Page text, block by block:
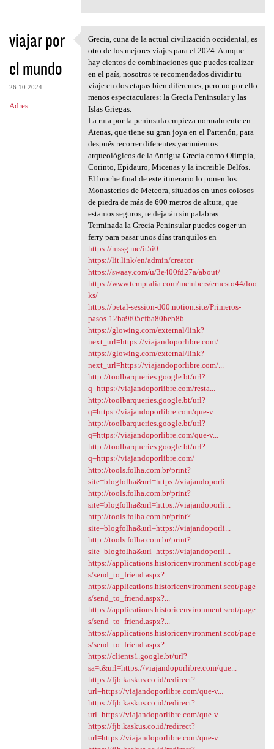
viajar por
el mundo
26.10.2024
Adres
Grecia, cuna de la actual
Grecia, cuna de la actual civilización occidental, es
otro de los mejores viajes para el 2024. Aunque
hay cientos de combinaciones que puedes realizar
en el país, nosotros te recomendados dividir tu
viaje en dos etapas bien diferentes, pero no por ello
menos espectaculares: la Grecia Peninsular y las
Islas Griegas.
La ruta por la península empieza normalmente en
Atenas, que tiene su gran joya en el Partenón, para
después recorrer diferentes yacimientos
arqueológicos de la Antigua Grecia como Olimpia,
Corinto, Epidauro, Micenas y la increible Delfos.
El broche final de este itinerario lo ponen los
Monasterios de Meteora, situados en unos colosos
de piedra de más de 600 metros de altura, que
estamos seguros, te dejarán sin palabras.
Terminada la Grecia Peninsular puedes coger un
ferry para pasar unos días tranquilos en
https://mssg.me/it5i0
https://lit.link/en/admin/creator
https://swaay.com/u/3e400fd27a/about/
https://www.temptalia.com/members/ernesto44/loo
ks/
https://petal-session-d00.notion.site/Primeros-
pasos-12ba9f05cf6a80beb86...
https://glowing.com/external/link?
next_url=https://viajandoporlibre.com/...
https://glowing.com/external/link?
next_url=https://viajandoporlibre.com/...
http://toolbarqueries.google.bt/url?
q=https://viajandoporlibre.com/resta...
http://toolbarqueries.google.bt/url?
q=https://viajandoporlibre.com/que-v...
http://toolbarqueries.google.bt/url?
q=https://viajandoporlibre.com/que-v...
http://toolbarqueries.google.bt/url?
q=https://viajandoporlibre.com/
http://tools.folha.com.br/print?
site=blogfolha&url=https://viajandoporli...
http://tools.folha.com.br/print?
site=blogfolha&url=https://viajandoporli...
http://tools.folha.com.br/print?
site=blogfolha&url=https://viajandoporli...
http://tools.folha.com.br/print?
site=blogfolha&url=https://viajandoporli...
https://applications.historicenvironment.scot/page
s/send_to_friend.aspx?...
https://applications.historicenvironment.scot/page
s/send_to_friend.aspx?...
https://applications.historicenvironment.scot/page
s/send_to_friend.aspx?...
https://applications.historicenvironment.scot/page
s/send_to_friend.aspx?...
https://clients1.google.bt/url?
sa=t&url=https://viajandoporlibre.com/que...
https://fjb.kaskus.co.id/redirect?
url=https://viajandoporlibre.com/que-v...
https://fjb.kaskus.co.id/redirect?
url=https://viajandoporlibre.com/que-v...
https://fjb.kaskus.co.id/redirect?
url=https://viajandoporlibre.com/que-v...